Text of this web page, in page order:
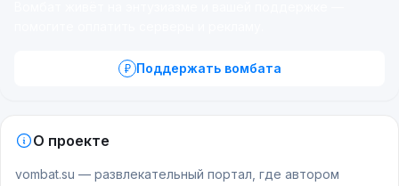
Поддержать вомбата
О проекте
vombat.su — развлекательный портал, где автором